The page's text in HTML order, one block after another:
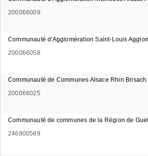
200066009
Communauté d'Agglomération Saint-Louis
200066058
Communauté de Communes Alsace Rhin Brisach
200066025
Communauté de communes de la Région de
246800569